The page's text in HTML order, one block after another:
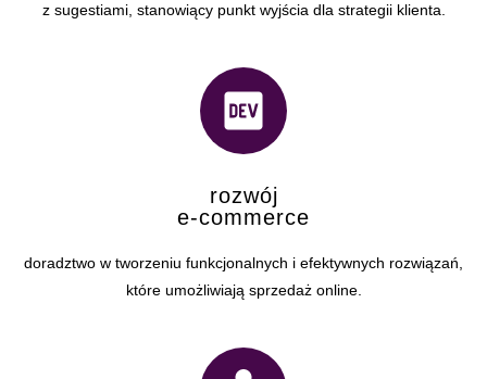
z sugestiami, stanowiący punkt wyjścia dla strategii klienta.
rozwój
e-commerce
doradztwo w tworzeniu funkcjonalnych i efektywnych rozwiązań,
które umożliwiają sprzedaż online.